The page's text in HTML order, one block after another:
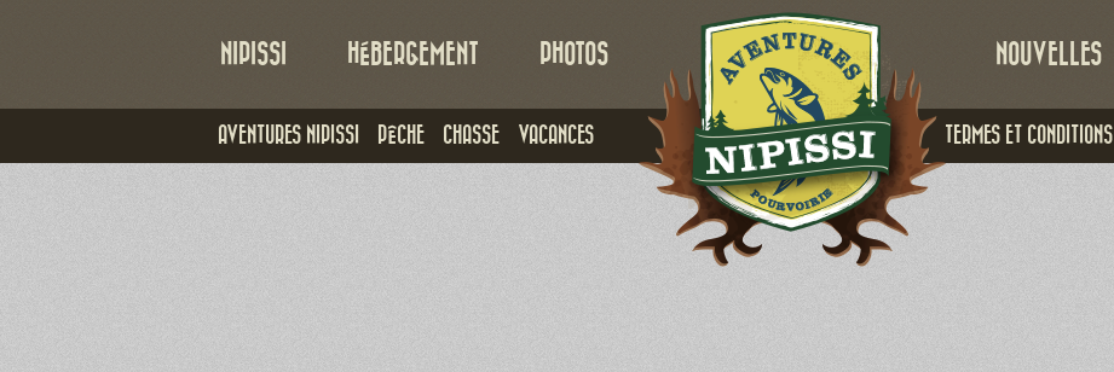
NIPISSI
AVENTURES NIPISSI PÊCHE CHASSE VACANCES TERMES ET CONDITIONS
HÉBERGEMENT PHOTOS NOUVELLES